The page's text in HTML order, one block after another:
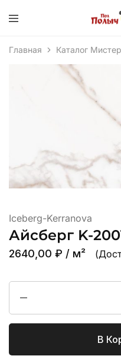
Главная Каталог
Iceberg-Kerranova
Айсберг K-
2640,00 ₽ / м²
В